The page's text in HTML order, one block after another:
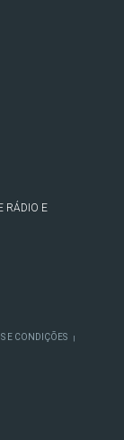
RÁDIO E
E CONDIÇÕES |